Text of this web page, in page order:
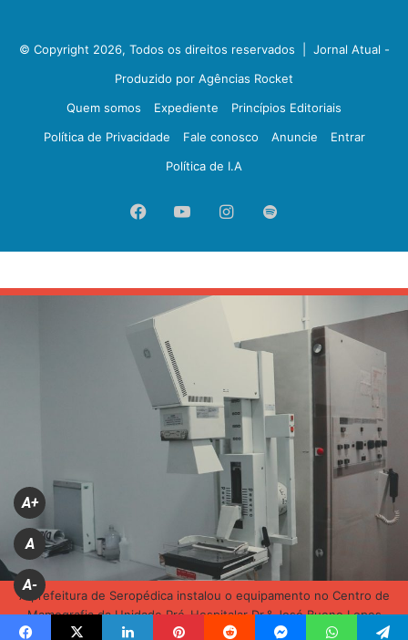
© Copyright 2026, Todos os direitos reservados | Jornal Atual -
Produzido por Agências Rocket
Quem somos
Expediente
Princípios Editoriais
Política de Privacidade
Fale conosco Anuncie
Entrar
Política de I.A
FacebookYouTubeInstagram
Spotify
A+
A
A-
A prefeitura de Seropédica instalou o equipamento no Centro de
Mamografia da Unidade Pré-Hospitalar Dr.° José Bueno Lopes
(Divulgação)